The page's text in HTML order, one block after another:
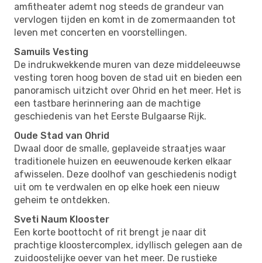
amfitheater ademt nog steeds de grandeur van
vervlogen tijden en komt in de zomermaanden tot
leven met concerten en voorstellingen.
Samuils Vesting
De indrukwekkende muren van deze middeleeuwse
vesting toren hoog boven de stad uit en bieden een
panoramisch uitzicht over Ohrid en het meer. Het is
een tastbare herinnering aan de machtige
geschiedenis van het Eerste Bulgaarse Rijk.
Oude Stad van Ohrid
Dwaal door de smalle, geplaveide straatjes waar
traditionele huizen en eeuwenoude kerken elkaar
afwisselen. Deze doolhof van geschiedenis nodigt
uit om te verdwalen en op elke hoek een nieuw
geheim te ontdekken.
Sveti Naum Klooster
Een korte boottocht of rit brengt je naar dit
prachtige kloostercomplex, idyllisch gelegen aan de
zuidoostelijke oever van het meer. De rustieke